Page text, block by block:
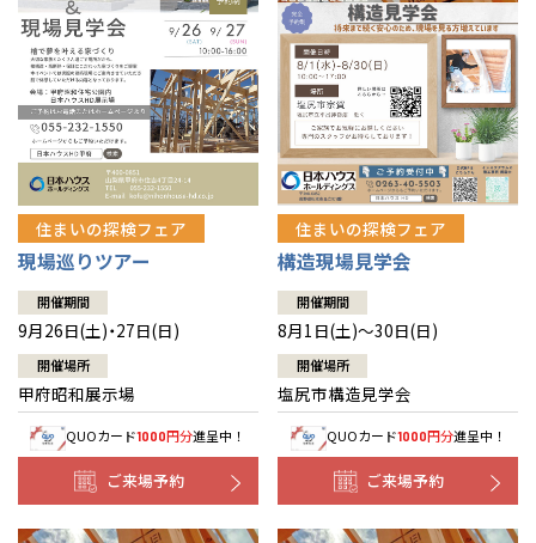
住まいの探検フェア
現場巡りツアー
開催期間
9月26日(土)・27日(日)
開催場所
甲府昭和展示場
QUOカード1000円分進呈中！
ご来場予約
住まいの探検フェア
構造現場見学会
開催期間
8月1日(土)～30日(日)
開催場所
塩尻市構造見学会
QUOカード1000円分進呈中！
ご来場予約